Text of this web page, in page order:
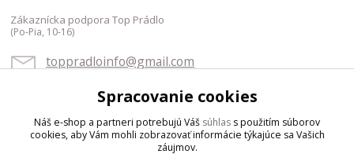
Zákaznícka podpora Top Prádlo
(Po-Pia, 10-16)
toppradloinfo@gmail.com
Spracovanie cookies
Náš e-shop a partneri potrebujú Váš súhlas s použitím súborov
cookies, aby Vám mohli zobrazovať informácie týkajúce sa Vašich
záujmov.